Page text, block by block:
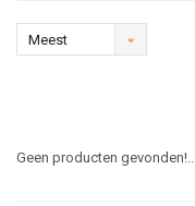
Meest
Geen producten